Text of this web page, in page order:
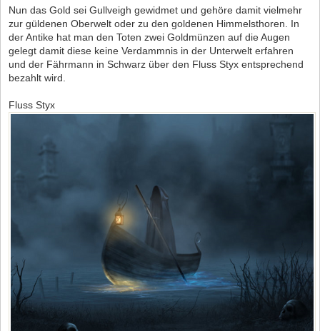
Nun das Gold sei Gullveigh gewidmet und gehöre damit vielmehr
zur güldenen Oberwelt oder zu den goldenen Himmelsthoren. In
der Antike hat man den Toten zwei Goldmünzen auf die Augen
gelegt damit diese keine Verdammnis in der Unterwelt erfahren
und der Fährmann in Schwarz über den Fluss Styx entsprechend
bezahlt wird.
Fluss Styx